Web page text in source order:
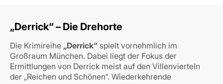
„Derrick“ – Die Drehorte
Die Krimireihe „Derrick“ spielt vornehmlich im
Großraum München. Dabei liegt der Fokus der
Ermittlungen von Derrick meist auf den Villenvierteln
der „Reichen und Schönen“. Wiederkehrende